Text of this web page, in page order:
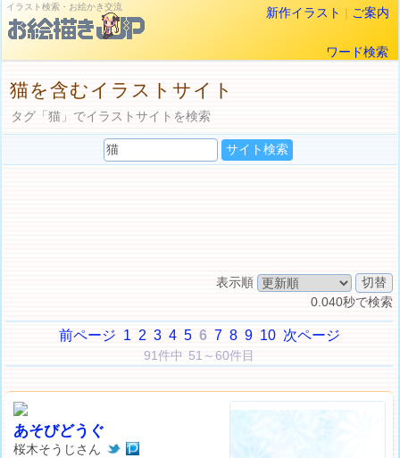
イラスト検索・お絵かき交流 新作イラスト | ご案内
ワード検索
猫を含むイラストサイト
タグ「猫」でイラストサイトを検索
表示順
0.040秒で検索
前ページ 1 2 3 4 5 6 7 8 9 10 次ページ
91件中 51～60件目
あそびどうぐ
桜木そうじさん